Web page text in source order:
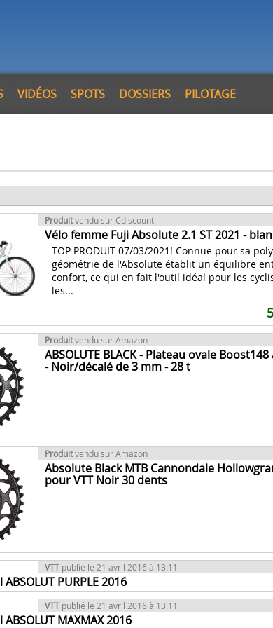
VIDÉOS SPOTS DOSSIERS PILOTAGE
Produitvendu sur Cdiscount
Vélo femme Fuji Absolute 2.1 ST 2021 -
TOP PRODUIT 07/03/2021! Connue pour sa
géométrie de l'Absolute établit un équilibre
confort, ce qui en fait l'outil idéal pour les
les...
Produitvendu sur Amazon
ABSOLUTE BLACK - Plateau ovale
- Noir/décalé de 3 mm - 28 t
Produitvendu sur Amazon
Absolute Black MTB Cannondale
pour VTT Noir 30 dents
VTT publié le 21 avril 2016 à 13:11
PURPLE 2016
VTT publié le 21 avril 2016 à 13:11
MAXMAX 2016